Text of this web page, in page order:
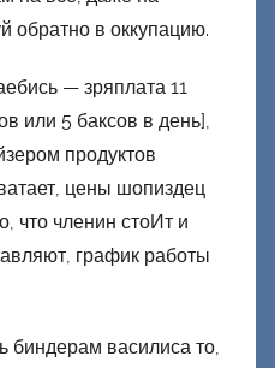
обратно в оккупацию.
— зряплата 11
или 5 баксов в день],
продуктов
цены шопиздец
что членин стоИт и
график работы
биндерам василиса то,